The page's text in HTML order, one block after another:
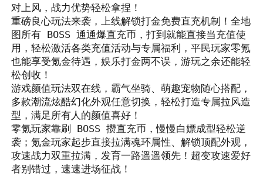
对上风，战力优势轻松拿捏！
重磅良心玩法来袭，上线解锁打金免费直充机制！全地
图所有 BOSS 通通爆直充币，打到就能直接当充值使
用，轻松激活各类充值活动与专属福利，平民玩家零氪
也能享受氪金待遇，娱乐打金两不误，游玩之余还能轻
松创收！
游戏颜值玩法双在线，霸气坐骑、萌趣宠物随心搭配，
多款潮流炫酷幻化外观任意切换，轻松打造专属拉风造
型，满足所有人的颜值喜好！
零氪玩家靠刷 BOSS 攒直充币，慢慢白嫖成型轻松逆
袭；氪金玩家起步直接拉满魂环属性、解锁顶配外观，
攻速战力双重拉满，发育一路遥遥领先！超变攻速爱好
者别错过，速速进场征战！